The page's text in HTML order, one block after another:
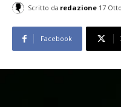
Scritto da redazione 17
Facebook